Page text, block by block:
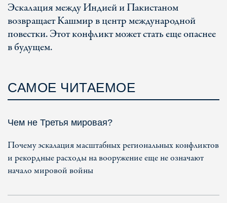
Эскалация между Индией и Пакистаном
возвращает Кашмир в центр международной
повестки. Этот конфликт может стать еще опаснее
в будущем.
САМОЕ ЧИТАЕМОЕ
Чем не Третья мировая?
Почему эскалация масштабных региональных конфликтов
и рекордные расходы на вооружение еще не означают
начало мировой войны